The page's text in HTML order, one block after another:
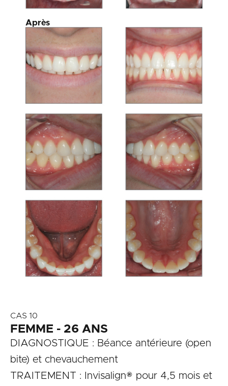
Après
CAS 10
FEMME - 26 ANS
DIAGNOSTIQUE : Béance antérieure (open
bite) et chevauchement
TRAITEMENT : Invisalign® pour 4,5 mois et